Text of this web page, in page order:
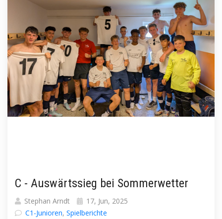
C - Auswärtssieg bei Sommerwetter
Stephan Arndt
17, Jun, 2025
C1-Junioren, Spielberichte